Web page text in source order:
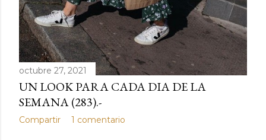
octubre 27, 2021
UN LOOK PARA CADA DIA DE LA
SEMANA (283).-
Compartir 1 comentario